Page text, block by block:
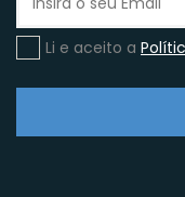
Li e aceito a